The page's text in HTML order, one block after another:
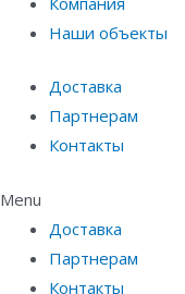
Наши объекты
Доставка
Партнерам
Контакты
Menu
Доставка
Партнерам
Контакты